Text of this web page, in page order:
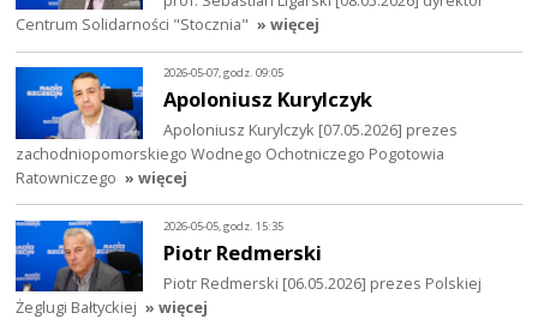
Centrum Solidarności "Stocznia" » więcej
2026-05-07, godz. 09:05
Apoloniusz Kurylczyk
Apoloniusz Kurylczyk [07.05.2026] prezes
zachodniopomorskiego Wodnego Ochotniczego Pogotowia
Ratowniczego » więcej
2026-05-05, godz. 15:35
Piotr Redmerski
Piotr Redmerski [06.05.2026] prezes Polskiej
Żeglugi Bałtyckiej » więcej